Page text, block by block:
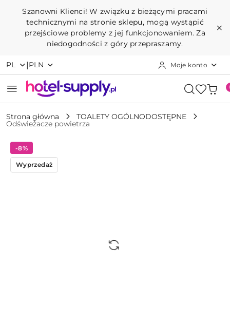
Przejdź do treści głównej
Przejdź do wyszukiwarki
Przejdź do moje konto
Przejdź do menu głównego
Przejdź do opisu produktu
Przejdź do stopki
Szanowni Klienci! W związku z bieżącymi pracami
technicznymi na stronie sklepu, mogą wystąpić
przejściowe problemy z jej funkcjonowaniem. Za
niedogodności z góry przepraszamy.
PL |PLN Moje konto
Strona główna TOALETY OGÓLNODOSTĘPNE
Odświeżacze powietrza
-8%
Wyprzedaż